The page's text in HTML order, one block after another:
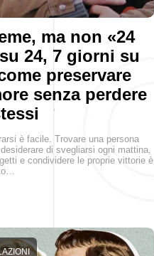
ma non «24
24, 7 giorni su
preservare
senza perdere
è facile. Trovare una persona
di svegliarsi ogni mattina,
e condividere le proprie vittorie è